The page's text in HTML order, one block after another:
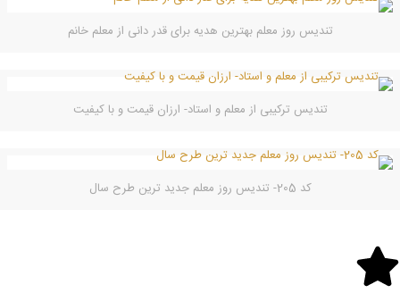
تندیس روز معلم بهترین هدیه برای قدر دانی از معلم خانم
تندیس ترکیبی از معلم و استاد- ارزان قیمت و با کیفیت
کد 205- تندیس روز معلم جدید ترین طرح سال